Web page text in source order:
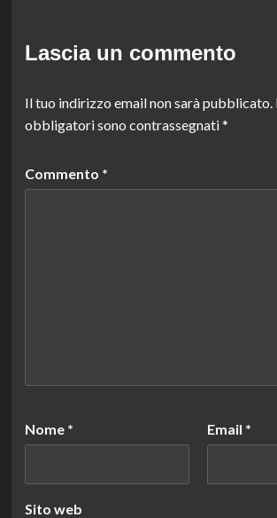
Lascia un commento
Il tuo indirizzo email non sarà pubblicato.
obbligatori sono contrassegnati*
Commento *
Nome * Email *
Sito web